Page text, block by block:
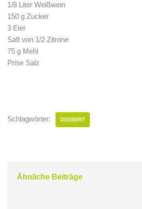
1/8 Liter Weißwein
150 g Zucker
3 Eier
Saft von 1/2 Zitrone
75 g Mehl
Prise Salz
Schlagwörter: DESSERT
Ähnliche Beiträge